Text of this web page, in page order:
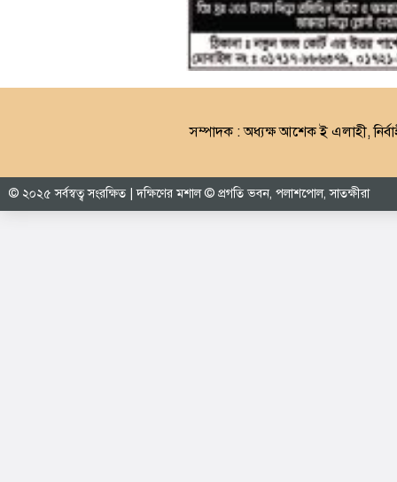
সম্পাদক : অধ্যক্ষ আশেক ই এলাহী,
© ২০২৫ সর্বস্বত্ব সংরক্ষিত | দক্ষিণের মশাল © প্রগতি ভবন, পলাশপোল, সাতক্ষীরা